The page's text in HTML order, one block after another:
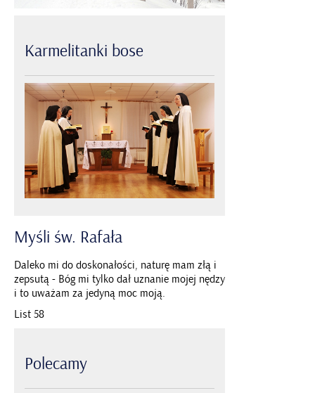
Karmelitanki bose
Myśli św. Rafała
Daleko mi do doskonałości, naturę mam złą i
zepsutą - Bóg mi tylko dał uznanie mojej nędzy
i to uważam za jedyną moc moją.
List 58
Polecamy